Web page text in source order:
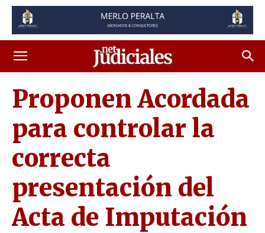
Proponen Acordada
para controlar la
correcta
presentación del
Acta de Imputación